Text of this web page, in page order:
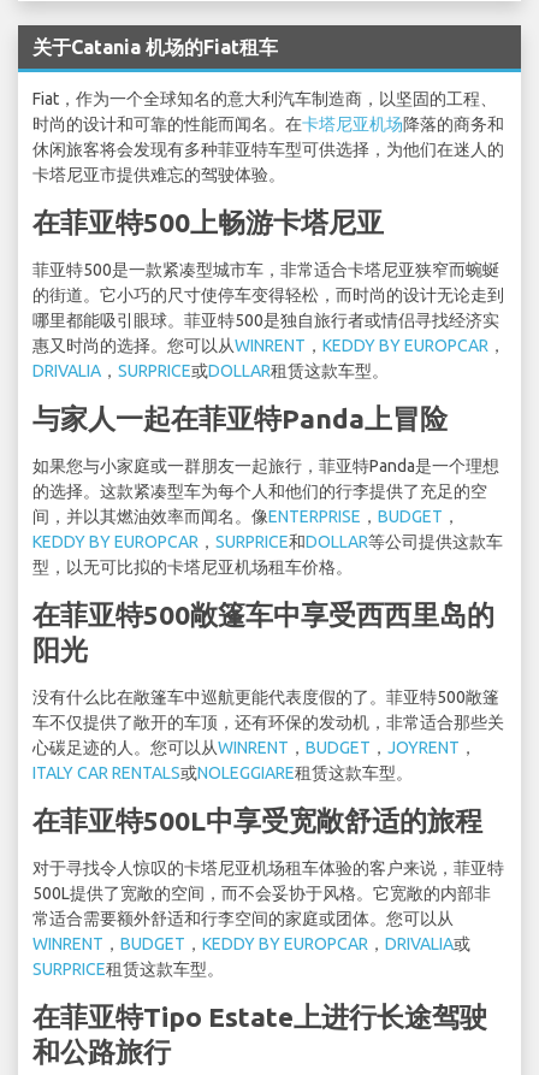
关于Catania 机场的Fiat租车
Fiat，作为一个全球知名的意大利汽车制造商，以坚固的工程、
时尚的设计和可靠的性能而闻名。在卡塔尼亚机场降落的商务和
休闲旅客将会发现有多种菲亚特车型可供选择，为他们在迷人的
卡塔尼亚市提供难忘的驾驶体验。
在菲亚特500上畅游卡塔尼亚
菲亚特500是一款紧凑型城市车，非常适合卡塔尼亚狭窄而蜿蜒
的街道。它小巧的尺寸使停车变得轻松，而时尚的设计无论走到
哪里都能吸引眼球。菲亚特500是独自旅行者或情侣寻找经济实
惠又时尚的选择。您可以从WINRENT ， KEDDY BY EUROPCAR ，
DRIVALIA ， SURPRICE或DOLLAR租赁这款车型。
与家人一起在菲亚特Panda上冒险
如果您与小家庭或一群朋友一起旅行，菲亚特Panda是一个理想
的选择。这款紧凑型车为每个人和他们的行李提供了充足的空
间，并以其燃油效率而闻名。像ENTERPRISE ， BUDGET ，
KEDDY BY EUROPCAR ， SURPRICE和DOLLAR等公司提供这款车
型，以无可比拟的卡塔尼亚机场租车价格。
在菲亚特500敞篷车中享受西西里岛的
阳光
没有什么比在敞篷车中巡航更能代表度假的了。菲亚特500敞篷
车不仅提供了敞开的车顶，还有环保的发动机，非常适合那些关
心碳足迹的人。您可以从WINRENT ， BUDGET ， JOYRENT ，
ITALY CAR RENTALS或NOLEGGIARE租赁这款车型。
在菲亚特500L中享受宽敞舒适的旅程
对于寻找令人惊叹的卡塔尼亚机场租车体验的客户来说，菲亚特
500L提供了宽敞的空间，而不会妥协于风格。它宽敞的内部非
常适合需要额外舒适和行李空间的家庭或团体。您可以从
WINRENT ， BUDGET ， KEDDY BY EUROPCAR ， DRIVALIA或
SURPRICE租赁这款车型。
在菲亚特Tipo Estate上进行长途驾驶
和公路旅行